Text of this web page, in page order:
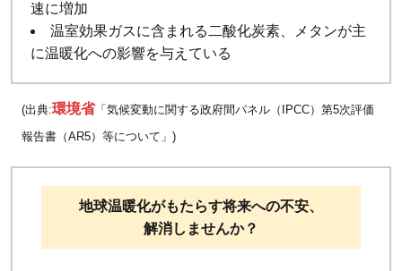
るこ
と
は？
速に増加
温室効果ガスに含まれる二酸化炭素、メタンが主
に温暖化への影響を与えている
(出典:環境省「気候変動に関する政府間パネル（IPCC）第5次評価
報告書（AR5）等について」)
地球温暖化がもたらす将来への不安、
解消しませんか？